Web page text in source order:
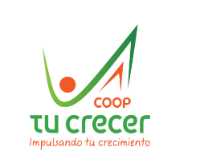
contenido